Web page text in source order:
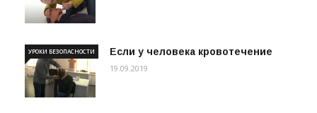
Если у человека кровотечение
УРОКИ БЕЗОПАСНОСТИ
19.09.2019